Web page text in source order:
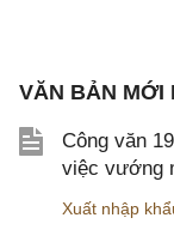
VĂN BẢN MỚI
Công văn
việc vướng
Xuất nhập